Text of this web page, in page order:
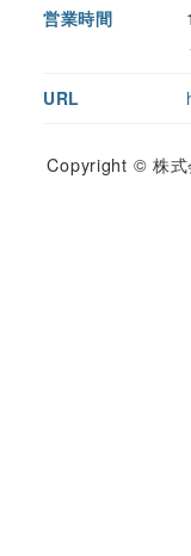
営業時間
URL
Copyright © 株式